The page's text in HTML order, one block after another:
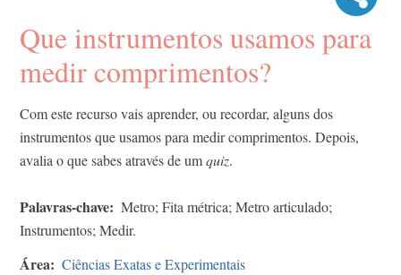
Que instrumentos usamos para
medir comprimentos?
Com este recurso vais aprender, ou recordar, alguns dos
instrumentos que usamos para medir comprimentos. Depois,
avalia o que sabes através de umquiz.
Palavras-chave
Metro; Fita métrica; Metro articulado;
Instrumentos; Medir.
Área Ciências Exatas e Experimentais